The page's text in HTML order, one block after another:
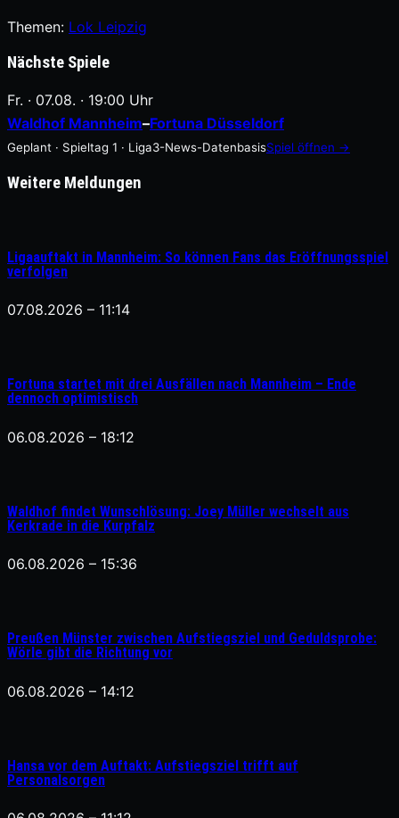
Themen: Lok Leipzig
Nächste Spiele
Fr. · 07.08. · 19:00 Uhr
Waldhof Mannheim–Fortuna Düsseldorf
Geplant · Spieltag 1 · Liga3-News-DatenbasisSpiel öffnen →
Weitere Meldungen
Ligaauftakt in Mannheim: So können Fans das Eröffnungsspiel
verfolgen
07.08.2026 – 11:14
Fortuna startet mit drei Ausfällen nach Mannheim – Ende
dennoch optimistisch
06.08.2026 – 18:12
Waldhof findet Wunschlösung: Joey Müller wechselt aus
Kerkrade in die Kurpfalz
06.08.2026 – 15:36
Preußen Münster zwischen Aufstiegsziel und Geduldsprobe:
Wörle gibt die Richtung vor
06.08.2026 – 14:12
Hansa vor dem Auftakt: Aufstiegsziel trifft auf
Personalsorgen